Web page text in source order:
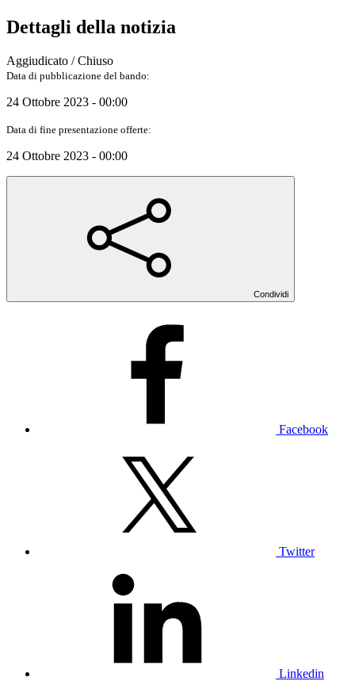
Dettagli della notizia
Aggiudicato / Chiuso
Data di pubblicazione del bando:
24 Ottobre 2023 - 00:00
Data di fine presentazione offerte:
24 Ottobre 2023 - 00:00
Condividi
Facebook
Twitter
Linkedin